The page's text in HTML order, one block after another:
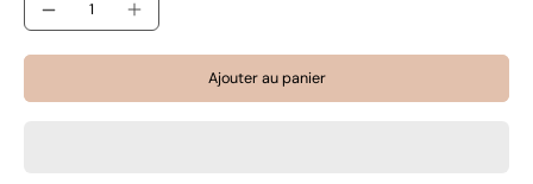
Ajouter au panier